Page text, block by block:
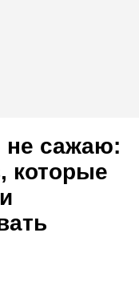
не сажаю:
которые